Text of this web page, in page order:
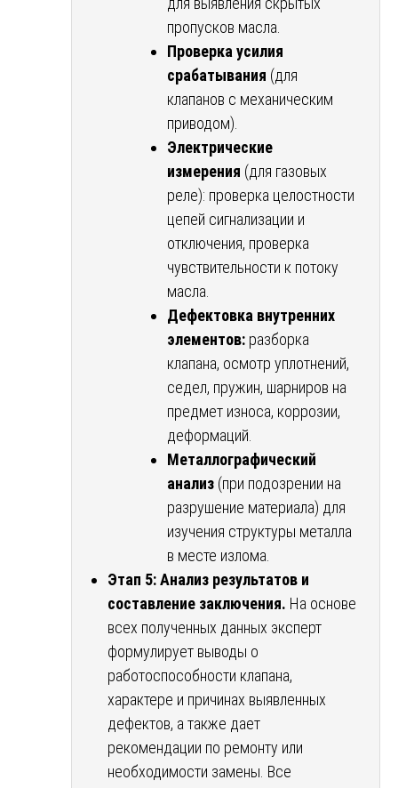
пропусков масла.
Проверка усилия
срабатывания (для
клапанов с механическим
приводом).
Электрические
измерения (для газовых
реле): проверка целостности
цепей сигнализации и
отключения, проверка
чувствительности к потоку
масла.
Дефектовка внутренних
элементов: разборка
клапана, осмотр уплотнений,
седел, пружин, шарниров на
предмет износа, коррозии,
деформаций.
Металлографический
анализ (при подозрении на
разрушение материала) для
изучения структуры металла
в месте излома.
Этап 5: Анализ результатов и
составление заключения. На основе
всех полученных данных эксперт
формулирует выводы о
работоспособности клапана,
характере и причинах выявленных
дефектов, а также дает
рекомендации по ремонту или
необходимости замены. Все